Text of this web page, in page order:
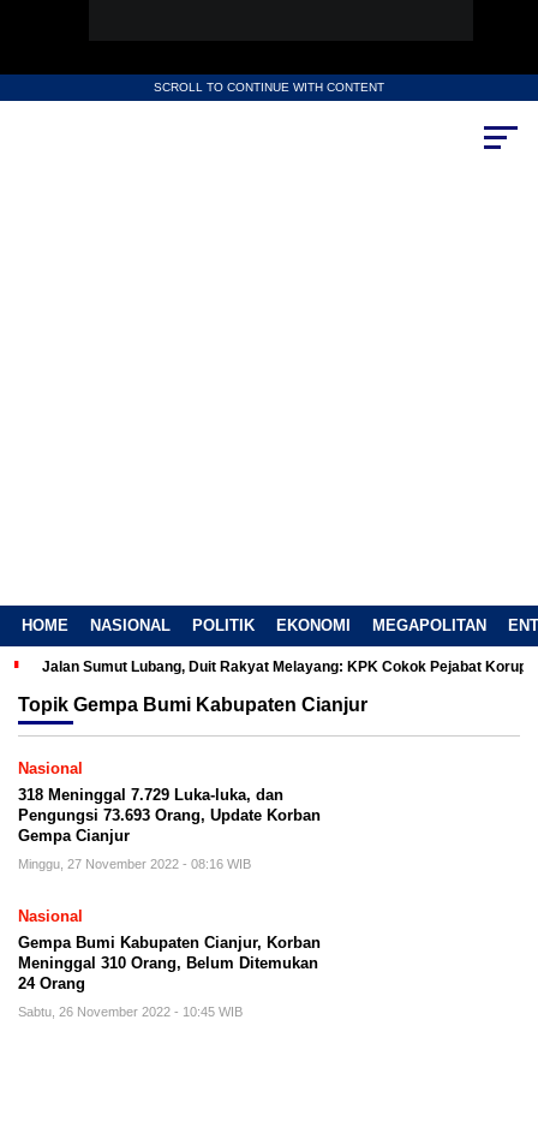
SCROLL TO CONTINUE WITH CONTENT
HOME NASIONAL POLITIK EKONOMI MEGAPOLITAN
Jalan Sumut Lubang, Duit Rakyat Melayang: KPK Cokok Pejabat Korup
Topik Gempa Bumi Kabupaten Cianjur
Nasional
318 Meninggal 7.729 Luka-luka, dan
Pengungsi 73.693 Orang, Update Korban
Gempa Cianjur
Minggu, 27 November 2022 - 08:16 WIB
Nasional
Gempa Bumi Kabupaten Cianjur, Korban
Meninggal 310 Orang, Belum Ditemukan
24 Orang
Sabtu, 26 November 2022 - 10:45 WIB